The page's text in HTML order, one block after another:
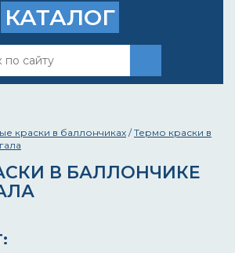
КАТАЛОГ
краски в баллончиках /Термо краски в
В БАЛЛОНЧИКЕ